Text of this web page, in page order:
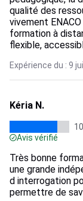
qualité des
vivement
formation à
flexible,
Expérience du : 9
Kéria N.
Avis vérifié
Très bonne
une grande
d interrogation
permettre de